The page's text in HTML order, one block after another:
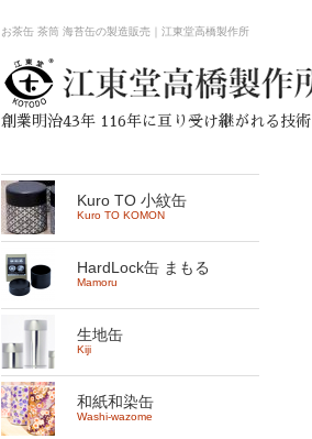
お茶缶 茶筒 海苔缶の製造販売｜江東堂高橋製作所
創業明治43年 116年に亘り受け継がれる技術
Kuro TO 小紋缶
Kuro TO KOMON
HardLock缶 まもる
Mamoru
生地缶
Kiji
和紙和染缶
Washi-wazome